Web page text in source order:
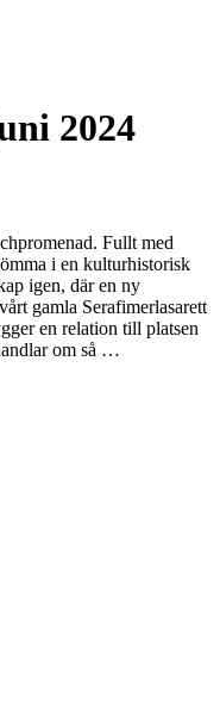
2024
Fullt med
i en kulturhistorisk
igen, där en ny
gamla Serafimerlasarett
en relation till platsen
om så …